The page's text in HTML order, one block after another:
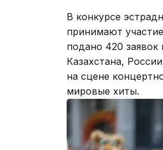
В конкурсе
принимают
подано 420
Казахстана,
на сцене
мировые хиты.